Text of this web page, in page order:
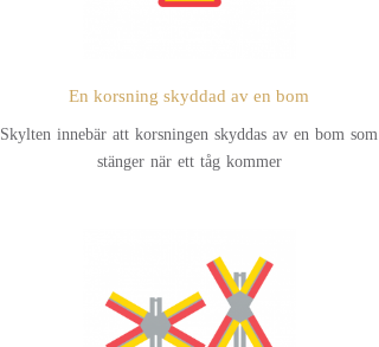
En korsning skyddad av en bom
Skylten innebär att korsningen skyddas av en bom som
stänger när ett tåg kommer